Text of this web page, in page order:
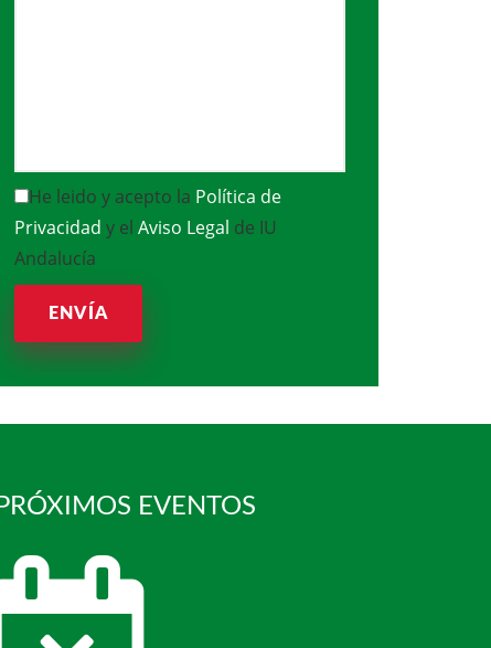
He leido y acepto la Política de
Privacidad y el Aviso Legal de IU
Andalucía
ENVÍA
EVENTOS